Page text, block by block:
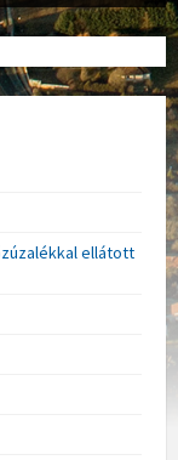
ellátott